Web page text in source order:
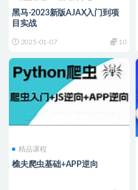
黑马-2023新版AJAX入门到项
目实战
2025-01-07 10
精品课程
樵夫爬虫基础+APP逆向